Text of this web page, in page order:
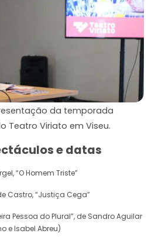
da temporada
Teatro Viriato em Viseu.
e datas
“O Homem Triste”
Castro, “Justiça Cega”
Pessoa do Plural”, de Sandro Aguilar
e Isabel Abreu)